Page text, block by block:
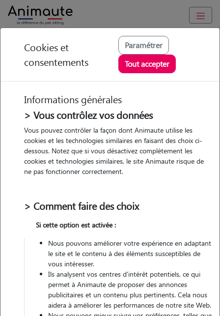
Animaute Bourgogne-Franche-Comte /Yonne/Pont-sur-Yonne
Camille - Petsitter à
CUY
• 22 ans
Véhiculé
Contacter
L'envoi d'une demande est sans engagement
Cookies et
consentements
Paramétrer
Tout accepter
Informations générales
> Vous contrôlez vos données
Vous pouvez contrôler la façon dont Animaute utilise les
cookies et les technologies similaires en faisant des choix ci-
dessous. Notez que si vous désactivez complètement les
cookies et technologies similaires, le site Animaute risque de
ne pas fonctionner correctement.
> Comment faire des choix
Si cette option est activée :
Nous pouvons améliorer votre expérience en adaptant
le site et le contenu à des éléments susceptibles de
vous intéresser.
Ils analysent vos centres d'intérêt potentiels, ce qui
permet à Animaute de proposer des annonces
publicitaires et un contenu plus pertinents. Cela nous
aidera à améliorer les performances de notre site Web.